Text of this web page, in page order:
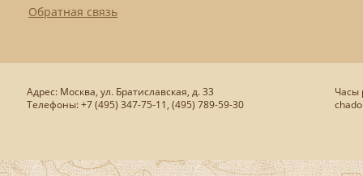
Обратная связь
Адрес: Москва, ул. Братиславская, д. 33
Телефоны: +7 (495) 347-75-11, (495) 789-59-30
Часы